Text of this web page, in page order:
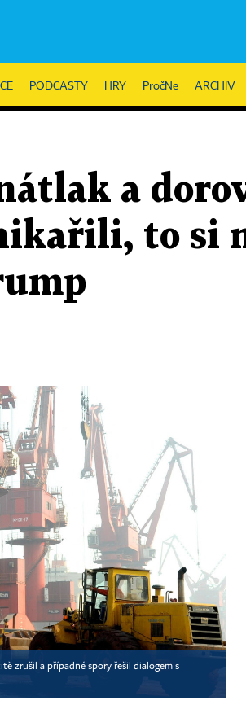
PODCASTY HRY PročNe ARCHIV
a
to si
zrušil a případné spory řešil dialogem s